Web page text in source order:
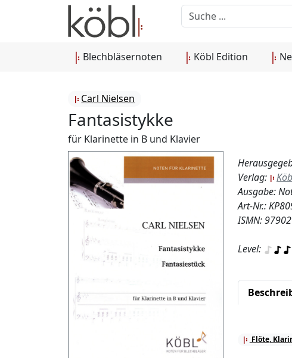
Blechbläsernoten Köbl Edition
Carl Nielsen
Fantasistykke
für Klarinette in B und Klavier
Verlag:
Ausgabe:
Art-Nr.:
ISMN:
Level:
Flöte,